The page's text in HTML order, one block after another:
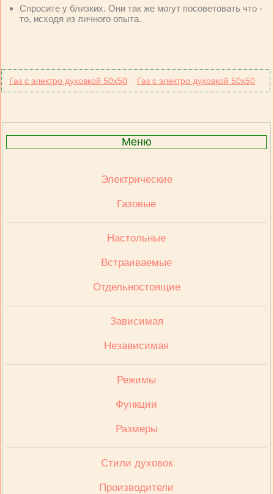
Спросите у близких. Они так же могут посоветовать что -
то, исходя из личного опыта.
Газ с электро духовкой 50х50 Газ с электро духовкой 50х50
Меню
Электрические
Газовые
Настольные
Встраиваемые
Отдельностоящие
Зависимая
Независимая
Режимы
Функции
Размеры
Стили духовок
Производители